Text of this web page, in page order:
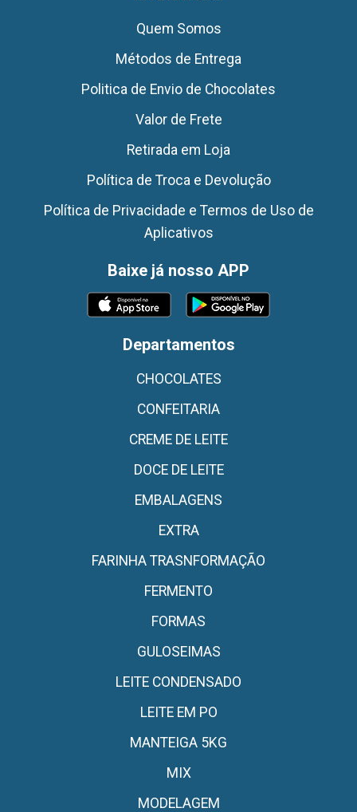
Quem Somos
Métodos de Entrega
Politica de Envio de Chocolates
Valor de Frete
Retirada em Loja
Política de Troca e Devolução
Política de Privacidade e Termos de Uso de
Aplicativos
Baixe já nosso APP
Departamentos
CHOCOLATES
CONFEITARIA
CREME DE LEITE
DOCE DE LEITE
EMBALAGENS
EXTRA
FARINHA TRASNFORMAÇÃO
FERMENTO
FORMAS
GULOSEIMAS
LEITE CONDENSADO
LEITE EM PO
MANTEIGA 5KG
MIX
MODELAGEM